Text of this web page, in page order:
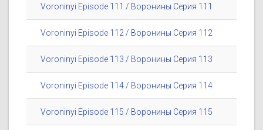
Voroninyi Episode 111 / Воронины Серия 111
Voroninyi Episode 112 / Воронины Серия 112
Voroninyi Episode 113 / Воронины Серия 113
Voroninyi Episode 114 / Воронины Серия 114
Voroninyi Episode 115 / Воронины Серия 115